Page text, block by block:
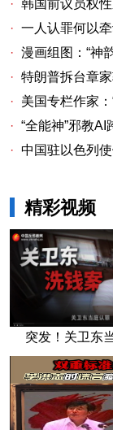
· 韩国前议员权
· 一人认罪何以
· 漫画组图：“神
· 特朗普拆台章家
·
美国专栏作家：“神韵”
· “全能神”邪教
· 中国驻以色列使馆发
精彩视频
突发！关卫东